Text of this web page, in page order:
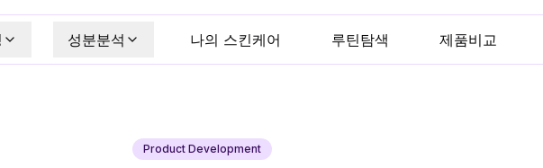
성분분석 나의 스킨케어 루틴탐색 제품비교
Product Development